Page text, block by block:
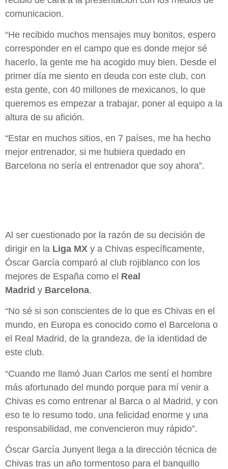
comunicacion.
“He recibido muchos mensajes muy bonitos, espero
corresponder en el campo que es donde mejor sé
hacerlo, la gente me ha acogido muy bien. Desde el
primer día me siento en deuda con este club, con
esta gente, con 40 millones de mexicanos, lo que
queremos es empezar a trabajar, poner al equipo a la
altura de su afición.
“Estar en muchos sitios, en 7 países, me ha hecho
mejor entrenador, si me hubiera quedado en
Barcelona no sería el entrenador que soy ahora”.
Al ser cuestionado por la razón de su decisión de
dirigir en la Liga MX y a Chivas específicamente,
Óscar García comparó al club rojiblanco con los
mejores de España como el Real
Madrid y Barcelona.
“No sé si son conscientes de lo que es Chivas en el
mundo, en Europa es conocido como el Barcelona o
el Real Madrid, de la grandeza, de la identidad de
este club.
“Cuando me llamó Juan Carlos me sentí el hombre
más afortunado del mundo porque para mí venir a
Chivas es como entrenar al Barca o al Madrid, y con
eso te lo resumo todo, una felicidad enorme y una
responsabilidad, me convencieron muy rápido”.
Óscar García Junyent llega a la dirección técnica de
Chivas tras un año tormentoso para el banquillo